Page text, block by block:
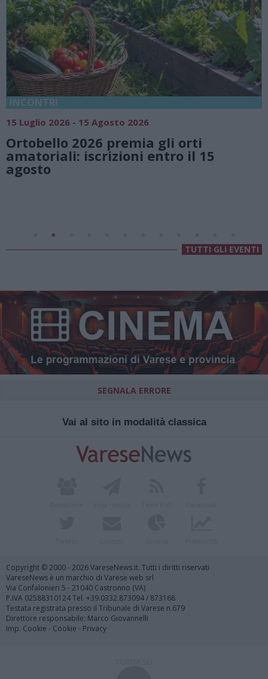
15
18 Luglio 2026 - 15 Agosto 2026
Vivi l’estate a Villa
natura e atmosfere senza
Lago di Lugano
TUTTI GLI EVENTI
SEGNALA ERRORE
Vai al sito in modalità classica
Copyright © 2000 - 2026 VareseNews.it. Tutti i diritti riservati
VareseNews è un marchio di Varese web srl
Via Confalonieri 5 - 21040 Castronno (VA)
P.IVA 02588310124 Tel. +39.0332.873094 / 873168
Testata registrata presso il Tribunale di Varese n.679
Direttore responsabile: Marco Giovannelli
Imp. Cookie - Cookie - Privacy